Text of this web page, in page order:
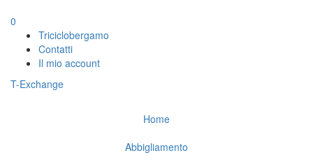
0
Triciclobergamo
Contatti
Il mio account
T-Exchange
Home
Abbigliamento